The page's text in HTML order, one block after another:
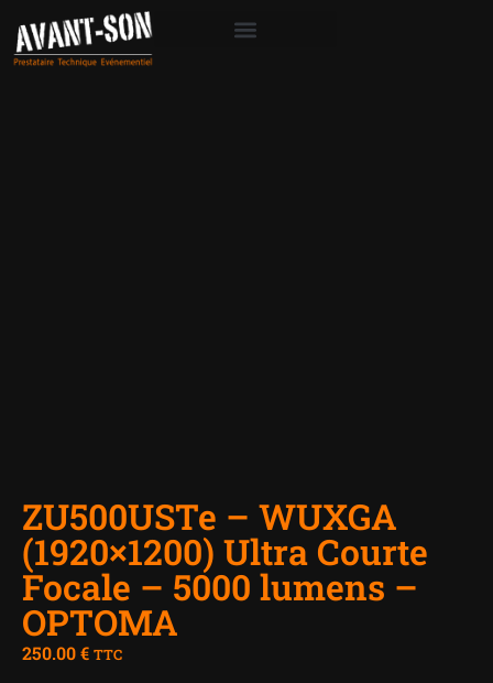
ZU500USTe – WUXGA
(1920×1200) Ultra Courte
Focale – 5000 lumens –
OPTOMA
250.00€ TTC